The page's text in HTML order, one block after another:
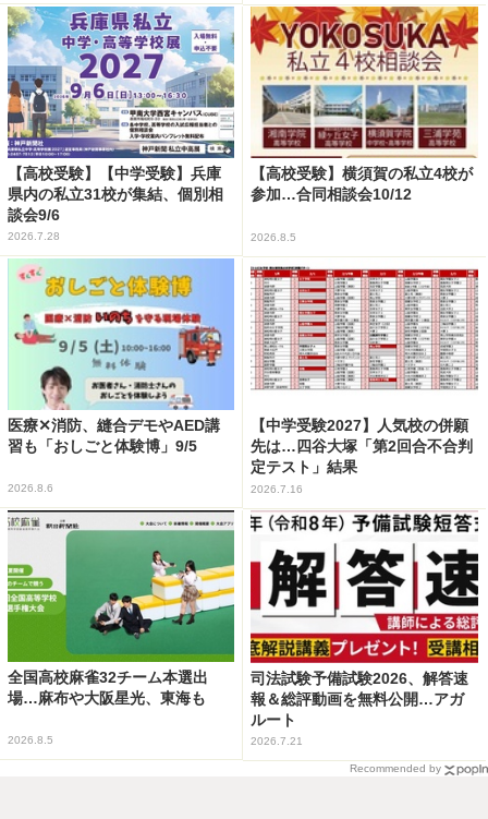
【高校受験】【中学受験】兵庫
県内の私立31校が集結、個別相
談会9/6
2026.7.28
【高校受験】横須賀の私立4校が
参加…合同相談会10/12
2026.8.5
医療✕消防、縫合デモやAED講
習も「おしごと体験博」9/5
2026.8.6
【中学受験2027】人気校の併願
先は…四谷大塚「第2回合不合判
定テスト」結果
2026.7.16
全国高校麻雀32チーム本選出
場…麻布や大阪星光、東海も
2026.8.5
司法試験予備試験2026、解答速
報＆総評動画を無料公開…アガ
ルート
2026.7.21
Recommended by